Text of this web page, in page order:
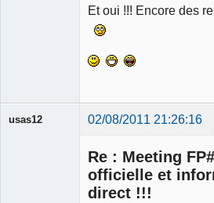
Et oui !!! Encore des
usas12 02/08/2011 21:26:16
Re : Meeting
officielle et
direct !!!